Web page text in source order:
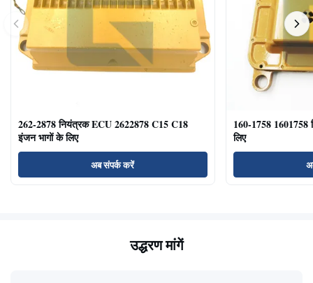
262-2878 नियंत्रक ECU 2622878 C15 C18
इंजन भागों के लिए
अब संपर्क करें
160-1758
लिए
उद्धरण मांगें